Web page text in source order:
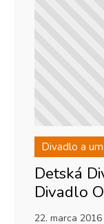
Divadlo a
Detská
Divadlo
22. marca